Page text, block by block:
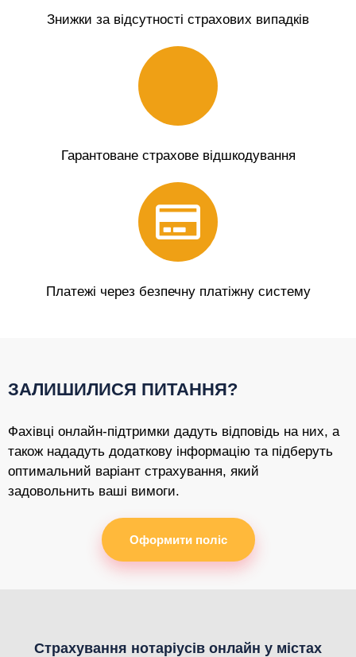
Знижки за відсутності страхових випадків
Гарантоване страхове відшкодування
Платежі через безпечну платіжну систему
ЗАЛИШИЛИСЯ ПИТАННЯ?
Фахівці онлайн-підтримки дадуть відповідь на них, а
також нададуть додаткову інформацію та підберуть
оптимальний варіант страхування, який
задовольнить ваші вимоги.
Оформити поліс
Страхування нотаріусів онлайн у містах